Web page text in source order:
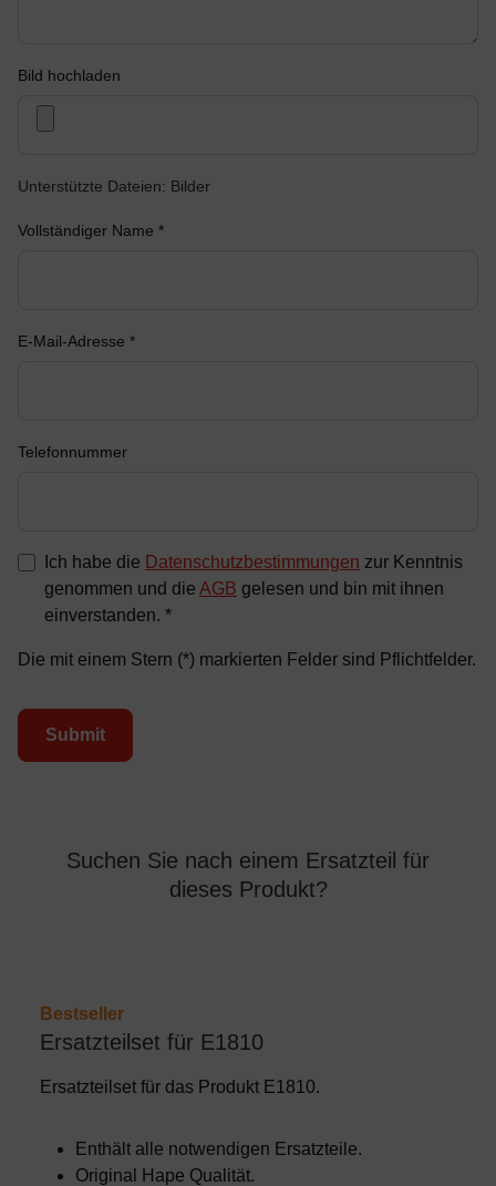
Bild hochladen
Unterstützte Dateien: Bilder
Vollständiger Name *
E-Mail-Adresse *
Telefonnummer
Ich habe die Datenschutzbestimmungen zur Kenntnis
genommen und die AGB gelesen und bin mit ihnen
einverstanden. *
Die mit einem Stern (*) markierten Felder sind Pflichtfelder.
Submit
Suchen Sie nach einem Ersatzteil für
dieses Produkt?
Bestseller
Ersatzteilset für E1810
Ersatzteilset für das Produkt E1810.
Enthält alle notwendigen Ersatzteile.
Original Hape Qualität.